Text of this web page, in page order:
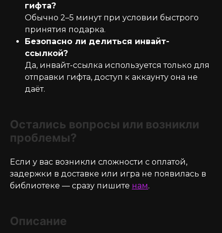
гифта?
Обычно 2–5 минут при условии быстрого
принятия подарка.
Безопасно ли делиться инвайт-
ссылкой?
Да, инвайт-ссылка используется только для
отправки гифта, доступ к аккаунту она не
даёт.
Остались вопросы или возникли
проблемы?
Если у вас возникли сложности с оплатой,
задержки в доставке или игра не появилась в
библиотеке — сразу пишите нам.
Описание